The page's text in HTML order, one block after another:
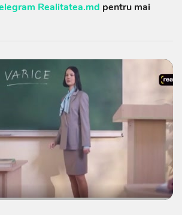
Realitatea.md pentru mai